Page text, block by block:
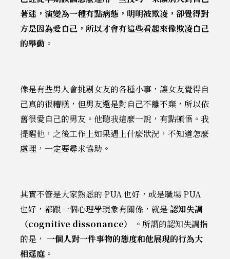
著迷，演變為一種有點病態，明明被欺凌，卻覺得對
方是因為愛自己，所以才會有這些看起來像欺凌自己
的舉動。
像是有些男人會挑剔女友的各種小事，讓女友覺得自
己真的很糟糕，但男友還是對自己不離不棄，所以依
舊很愛自己的男友。他聽我這麼一說，有點頓悟。我
提醒他，之後工作上如果遇上什麼狀況，不知道怎麼
處理，一定要尋求協助。
其實不管是大家熟悉的 PUA 也好，或是職場 PUA
也好，都跟一個心理學現象有關係，就是 認知失調
（cognitive dissonance）
。所謂的認知失調指
的是， 一個人對一件事物的態度和他展現的行為大
相逕庭。